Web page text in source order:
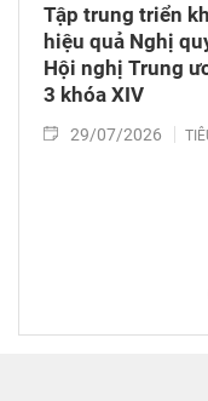
Tập trung triển
hiệu quả Nghị
Hội nghị Trung
3 khóa XIV
29/07/2026